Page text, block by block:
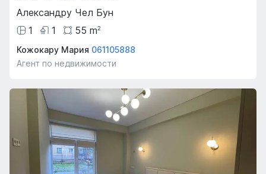
Александру Чел Бун
1
1 55 m2
Кожокару Мария 061105888
Агент по недвижимости